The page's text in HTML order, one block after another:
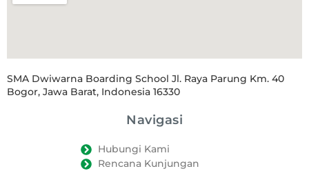
SMA Dwiwarna Boarding School Jl. Raya Parung Km. 40
Bogor, Jawa Barat, Indonesia 16330
Navigasi
Hubungi Kami
Rencana Kunjungan